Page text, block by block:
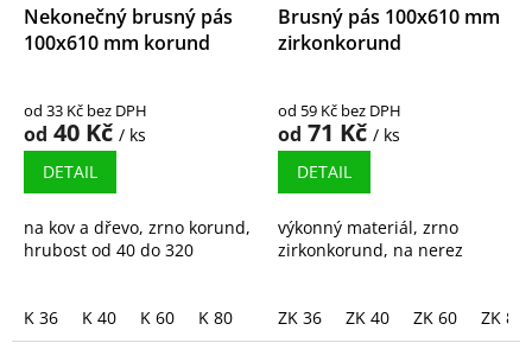
d
u
ů
Nekonečný brusný pás
100x610 mm korund
od 33 Kč bez DPH
od 40 Kč / ks
DETAIL
na kov a dřevo, zrno korund,
hrubost od 40 do 320
K 36 K 40 K 60 K 80 K100 K120 K180 K240
Brusný pás 100x610 mm
zirkonkorund
od 59 Kč bez DPH
od 71 Kč / ks
DETAIL
výkonný materiál, zrno
zirkonkorund, na nerez
ZK 36 ZK 40 ZK 60 ZK 80